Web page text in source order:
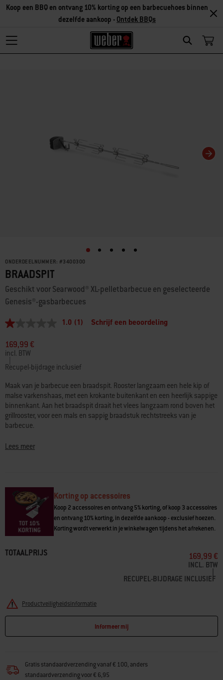
Search
Koop een BBQ en ontvang 10% korting op een barbecuehoes binnen
dezelfde aankoop - Ontdek BBQs
ONDERDEELNUMMER: #3400300
BRAADSPIT
Geschikt voor Searwood® XL-pelletbarbecue en geselecteerde
Genesis®-gasbarbecues
1.0
5
sterren,
gemiddelde
scorewaarde.
a
Review.
Dezelfde
paginalink.
1.0 (1) Schrijf een beoordeling
169,99 €
incl. BTW
Recupel-bijdrage inclusief
Maak van je barbecue een braadspit. Rooster langzaam een hele kip of
malse varkenshaas, met een krokante buitenkant en een heerlijk sappige
binnenkant. Aan het braadspit draait het vlees langzaam rond boven het
grillrooster, voor een mals en sappig braadstuk rechtstreeks van je
barbecue.
• De braadspitvorken zijn ontworpen voor zowel grote als kleine stukken
• Geschikt voor Genesis® II- en Genesis® II LX 400-gasbarbecues, 2022
Genesis® 400-gasbarbecues en Searwood® XL-pelletbarbecue
• Aangedreven door een krachtige elektromotor
Lees meer
Korting op accessoires
Koop 2 accessoires en ontvang 5% korting, of koop 3 accessoires
en ontvang 10% korting, in dezelfde aankoop - exclusief hoezen.
Korting wordt verwerkt in je winkelwagen tijdens het afrekenen.
TOTAALPRIJS 169,99 €
INCL. BTW
RECUPEL-BIJDRAGE INCLUSIEF
Productveiligheidsinformatie
Informeer mij
Gratis standaardverzending vanaf € 100, anders
standaardverzending voor € 6,95